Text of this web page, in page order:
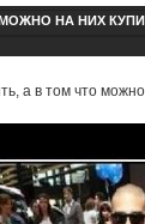
НА НИХ
а в том что